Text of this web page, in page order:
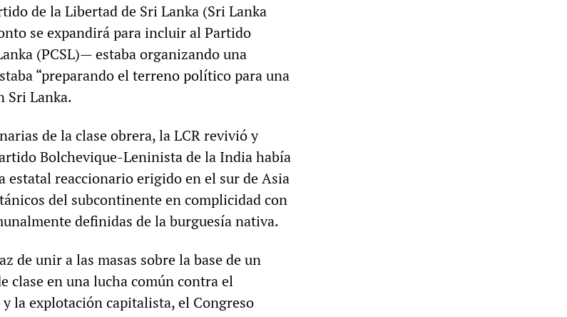
de la Libertad de Sri Lanka (Sri Lanka
se expandirá para incluir al Partido
(PCSL)— estaba organizando una
“preparando el terreno político para una
Sri Lanka.
de la clase obrera, la LCR revivió y
Bolchevique-Leninista de la India había
estatal reaccionario erigido en el sur de Asia
del subcontinente en complicidad con
definidas de la burguesía nativa.
de unir a las masas sobre la base de un
clase en una lucha común contra el
la explotación capitalista, el Congreso